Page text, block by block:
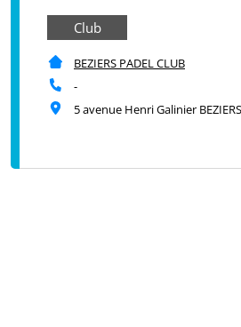
Club
BEZIERS PADEL CLUB
-
5 avenue Henri Galinier BEZIERS